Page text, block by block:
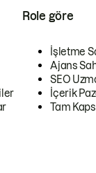
Role göre
İşletme
Ajans
SEO
İçerik
Tam